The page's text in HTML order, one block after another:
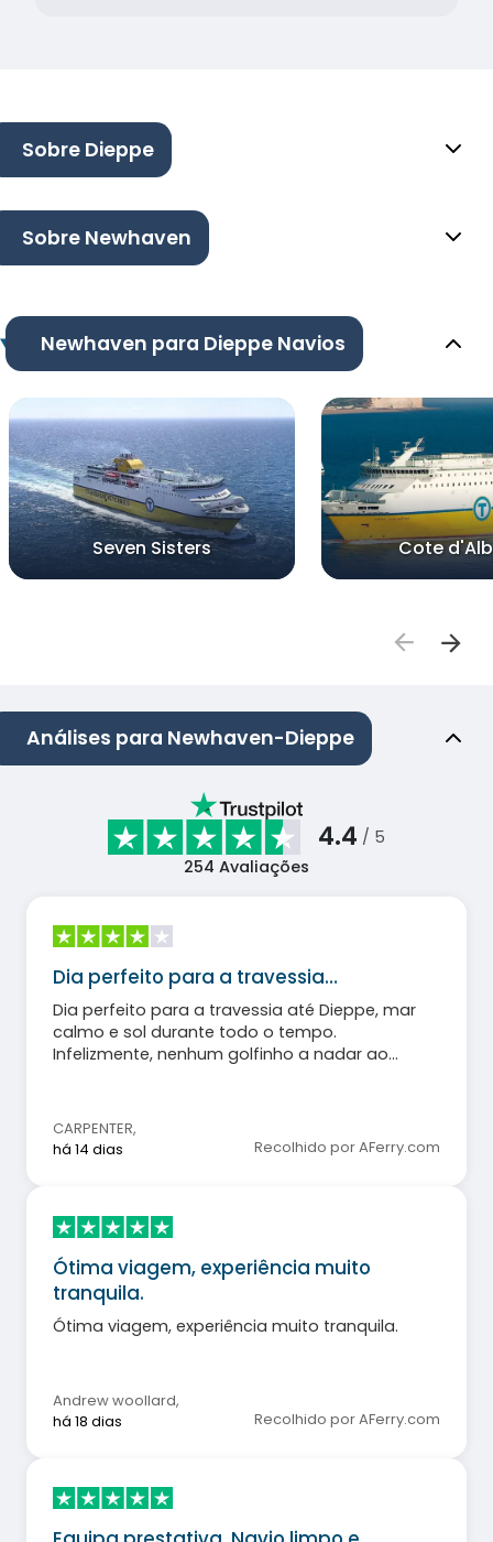
Sobre Dieppe
Sobre Newhaven
Newhaven para Dieppe Navios
Seven Sisters Cote
Análises para Newhaven-Dieppe
4.4 / 5
254 Avaliações
Dia perfeito para a travessia…
Dia perfeito para a travessia até Dieppe, mar
calmo e sol durante todo o tempo.
Infelizmente, nenhum golfinho a nadar ao
CARPENTER,
há 14 dias
Recolhido por AFerry.com
Ótima viagem, experiência muito
tranquila.
Ótima viagem, experiência muito tranquila.
Andrew woollard,
há 18 dias
Recolhido por AFerry.com